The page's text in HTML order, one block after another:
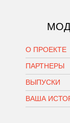
О ПРОЕКТЕ
ПАРТНЕРЫ
ВЫПУСКИ
ВАША